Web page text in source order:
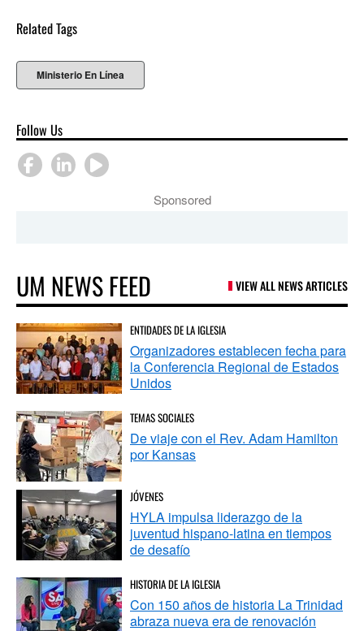
Related Tags
Ministerio En Línea
Follow Us
Sponsored
UM NEWS FEED VIEW ALL NEWS ARTICLES
ENTIDADES DE LA IGLESIA
Organizadores establecen fecha para
la Conferencia Regional de Estados
Unidos
TEMAS SOCIALES
De viaje con el Rev. Adam Hamilton
por Kansas
JÓVENES
HYLA impulsa liderazgo de la
juventud hispano-latina en tiempos
de desafío
HISTORIA DE LA IGLESIA
Con 150 años de historia La Trinidad
abraza nueva era de renovación